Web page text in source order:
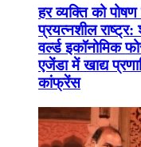
हर व्यक्ति को
प्रयत्नशील राष्ट्र:
वर्ल्ड इकॉनोमिक
एजेंडा में खाद्य
कांफ्रेंस